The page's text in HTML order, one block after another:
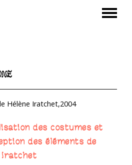
Hélène Iratchet,2004
des costumes et
des éléments de
Iratchet